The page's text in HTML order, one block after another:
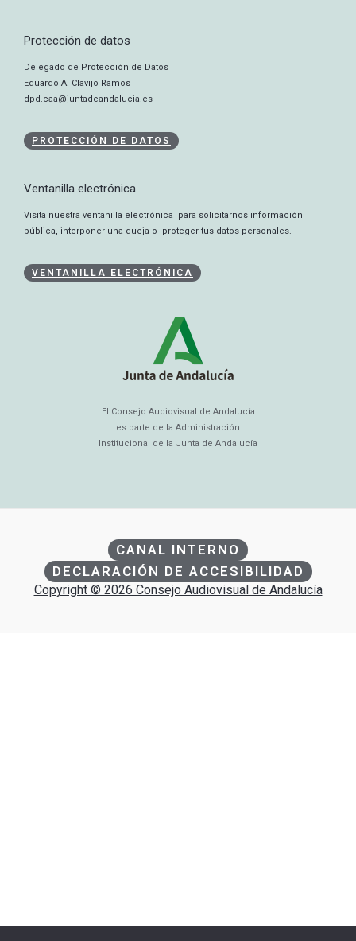
Protección de datos
Delegado de Protección de Datos
Eduardo A. Clavijo Ramos
dpd.caa@juntadeandalucia.es
PROTECCIÓN DE DATOS
Ventanilla electrónica
Visita nuestra ventanilla electrónica para solicitarnos información
pública, interponer una queja o proteger tus datos personales.
VENTANILLA ELECTRÓNICA
El Consejo Audiovisual de Andalucía
es parte de la Administración
Institucional de la Junta de Andalucía
CANAL INTERNO
DECLARACIÓN DE ACCESIBILIDAD
Copyright © 2026 Consejo Audiovisual de Andalucía